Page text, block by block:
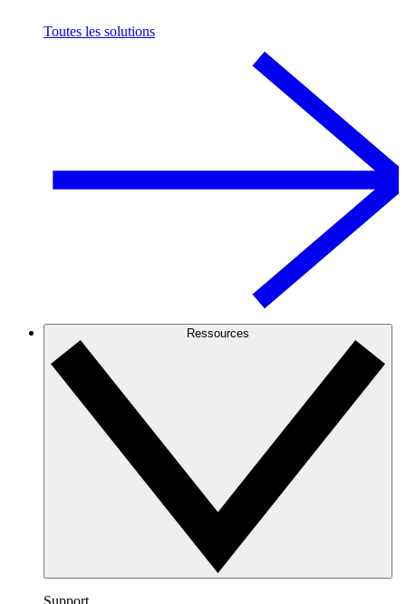
Toutes les solutions
Ressources
Support